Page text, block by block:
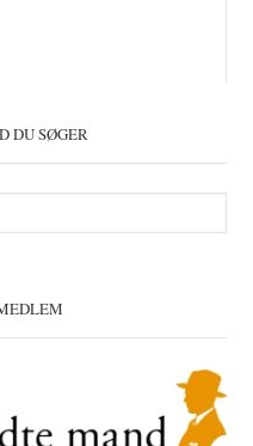
DU SØGER